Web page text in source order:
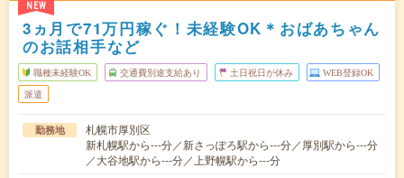
NEW
3ヵ月で71万円稼ぐ！未経験OK＊おばあちゃん
のお話相手など
職種未経験OK 交通費別途支給あり 土日祝日が休み WEB登録OK
派遣
勤務地
札幌市厚別区
新札幌駅から---分／新さっぽろ駅から---分／厚別駅から---分
／大谷地駅から---分／上野幌駅から---分